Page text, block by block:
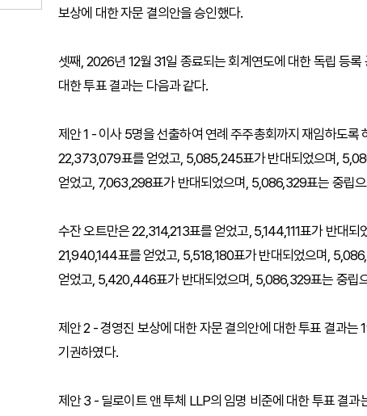
보상에 대한 자문 결의안을 승인했다.
셋째, 2026년 12월 31일 종료되는 회계연도에 대한 독립 등
대한 투표 결과는 다음과 같다.
제안 1 - 이사 5명을 선출하여 연례 주주총회까지 재임하도
22,373,079표를 얻었고, 5,085,245표가 반대되었으며,
얻었고, 7,063,298표가 반대되었으며, 5,086,329표는 중립
수잔 오트만은 22,314,213표를 얻었고, 5,144,111표가 반대
21,940,144표를 얻었고, 5,518,180표가 반대되었으며,
얻었고, 5,420,446표가 반대되었으며, 5,086,329표는 중립
제안 2 - 경영진 보상에 대한 자문 결의안에 대한 투표 결과
기권하였다.
제안 3 - 딜로이트 앤 투체 LLP의 임명 비준에 대한 투표 결